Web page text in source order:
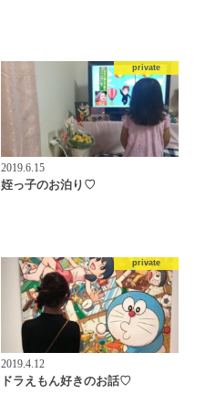
private
2019.6.15
姪っ子のお泊り♡
private
2019.4.12
ドラえもん好きのお話♡